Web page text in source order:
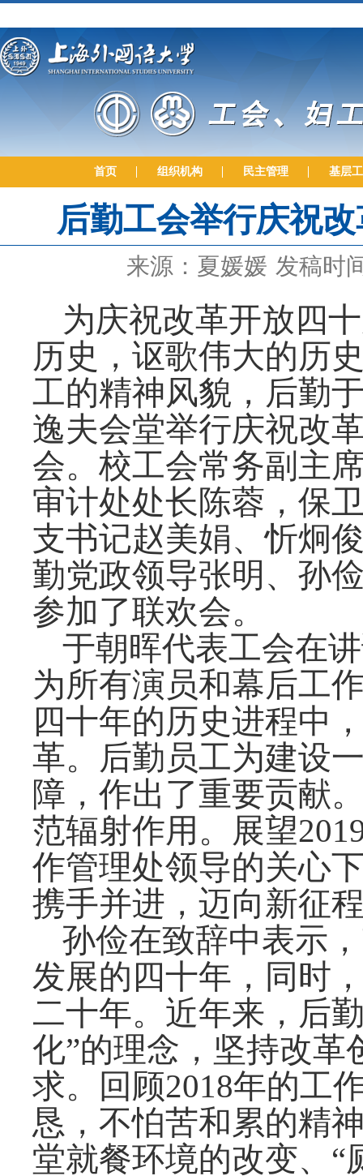
首页 组织机构 民主管理 基层
后勤工会举行庆祝
来源：夏媛媛 发稿时
为庆祝改革开放四
历史，讴歌伟大的历
工的精神风貌，后勤
逸夫会堂举行庆祝改
会。校工会常务副主
审计处处长陈蓉，保
支书记赵美娟、忻炯
勤党政领导张明、孙
参加了联欢会。
于朝晖代表工会在
为所有演员和幕后工
四十年的历史进程中
革。后勤员工为建设
障，作出了重要贡献
范辐射作用。展望
作管理处领导的关心
携手并进，迈向新征
孙俭在致辞中表示
发展的四十年，同时
二十年。近年来，后
化”的理念，坚持改革
求。回顾2018年的工
恳，不怕苦和累的精
堂就餐环境的改变、“